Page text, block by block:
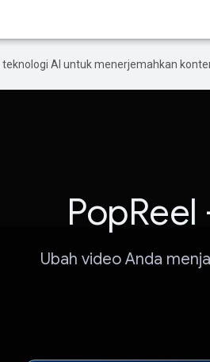
AI untuk menerjemahkan
PopReel
Ubah video Anda